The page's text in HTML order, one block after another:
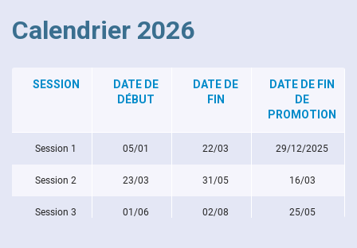
Calendrier 2026
SESSION
DATE DE
DÉBUT
DATE DE
FIN
DATE DE FIN
DE
PROMOTION
Session 1 05/01 22/03 29/12/2025
Session 2 23/03 31/05 16/03
Session 3 01/06 02/08 25/05